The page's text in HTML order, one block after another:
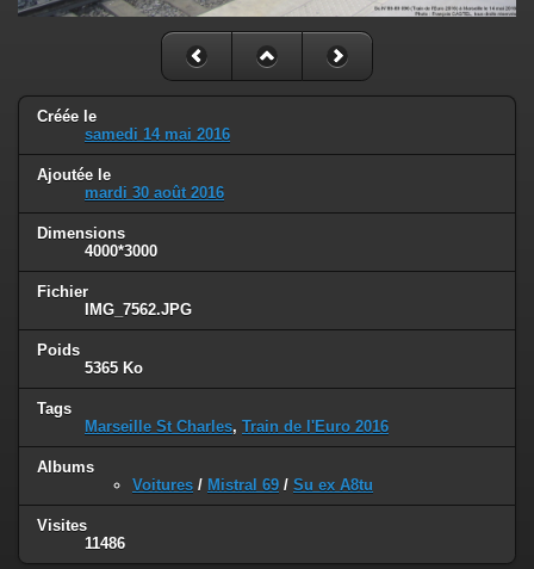
Créée le
samedi 14 mai 2016
Ajoutée le
mardi 30 août 2016
Dimensions
4000*3000
Fichier
IMG_7562.JPG
Poids
5365 Ko
Tags
Marseille St Charles, Train de l'Euro 2016
Albums
Voitures / Mistral 69 / Su ex A8tu
Visites
11486